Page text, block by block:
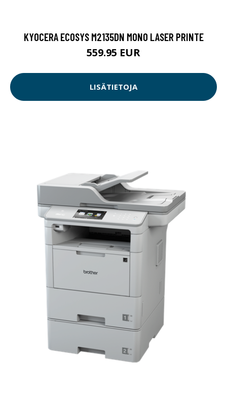
KYOCERA ECOSYS M2135DN MONO LASER PRINTE
559.95 EUR
LISÄTIETOJA